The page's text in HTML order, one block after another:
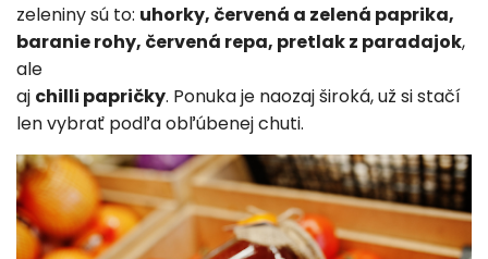
zeleniny sú to: uhorky, červená a zelená paprika,
baranie rohy, červená repa, pretlak z paradajok,
ale
aj chilli papričky. Ponuka je naozaj široká, už si stačí
len vybrať podľa obľúbenej chuti.